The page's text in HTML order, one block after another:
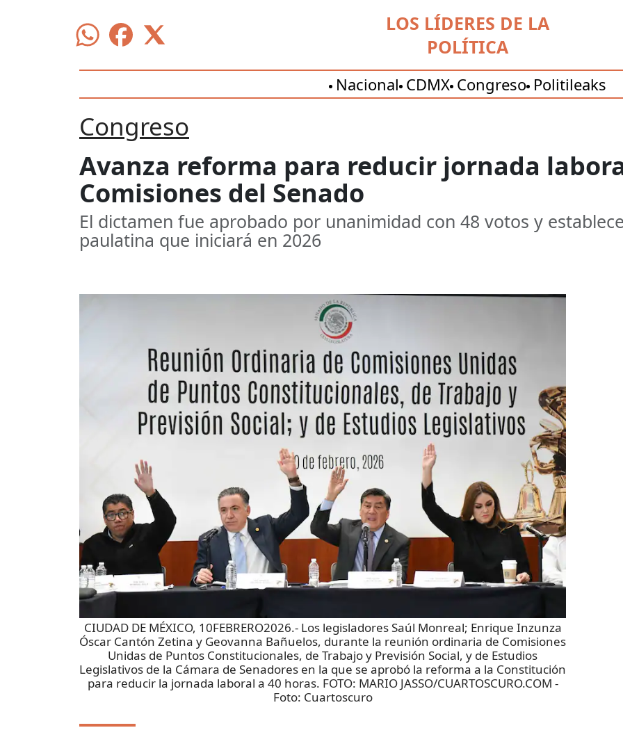
LOS LÍDERES DE LA
POLÍTICA
Nacional CDMX Congreso Politileaks
Congreso
Avanza reforma para reducir jornada
Comisiones del Senado
El dictamen fue aprobado por unanimidad con 48 votos y
paulatina que iniciará en 2026
CIUDAD DE MÉXICO, 10FEBRERO2026.- Los legisladores Saúl Monreal; Enrique Inzunza
Óscar Cantón Zetina y Geovanna Bañuelos, durante la reunión ordinaria de Comisiones
Unidas de Puntos Constitucionales, de Trabajo y Previsión Social, y de Estudios
Legislativos de la Cámara de Senadores en la que se aprobó la reforma a la Constitución
para reducir la jornada laboral a 40 horas. FOTO: MARIO JASSO/CUARTOSCURO.COM -
Foto: Cuartoscuro